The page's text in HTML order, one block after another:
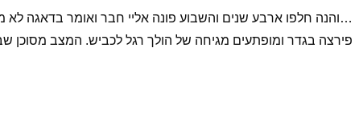
…והנה חלפו ארבע שנים והשבוע פונה אליי חבר ואומר בדאגה
פירצה בגדר ומופתעים מגיחה של הולך רגל לכביש. המצב